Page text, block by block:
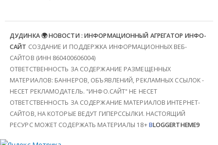
ДУДИНКА 🌍 НОВОСТИ : ИНФОРМАЦИОННЫЙ АГРЕГАТОР ИНФО-
САЙТ СОЗДАНИЕ И ПОДДЕРЖКА ИНФОРМАЦИОННЫХ ВЕБ-
САЙТОВ (ИНН 860400606004)
ОТВЕТСТВЕННОСТЬ ЗА СОДЕРЖАНИЕ РАЗМЕЩЕННЫХ
МАТЕРИАЛОВ: БАННЕРОВ, ОБЪЯВЛЕНИЙ, РЕКЛАМНЫХ ССЫЛОК -
НЕСЕТ РЕКЛАМОДАТЕЛЬ. "ИНФО.САЙТ" НЕ НЕСЕТ
ОТВЕТСТВЕННОСТЬ ЗА СОДЕРЖАНИЕ МАТЕРИАЛОВ ИНТЕРНЕТ-
САЙТОВ, НА КОТОРЫЕ ВЕДУТ ГИПЕРССЫЛКИ. НАСТОЯЩИЙ
РЕСУРС МОЖЕТ СОДЕРЖАТЬ МАТЕРИАЛЫ 18+BLOGGERTHEME9